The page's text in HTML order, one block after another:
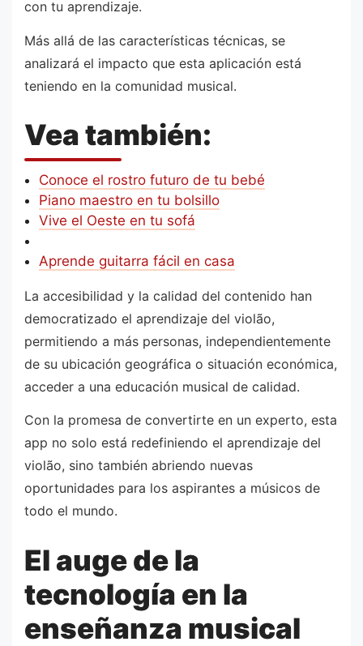
con tu aprendizaje.
Más allá de las características técnicas, se
analizará el impacto que esta aplicación está
teniendo en la comunidad musical.
Vea también:
Conoce el rostro futuro de tu bebé
Piano maestro en tu bolsillo
Vive el Oeste en tu sofá
Aprende guitarra fácil en casa
La accesibilidad y la calidad del contenido han
democratizado el aprendizaje del violão,
permitiendo a más personas, independientemente
de su ubicación geográfica o situación económica,
acceder a una educación musical de calidad.
Con la promesa de convertirte en un experto, esta
app no solo está redefiniendo el aprendizaje del
violão, sino también abriendo nuevas
oportunidades para los aspirantes a músicos de
todo el mundo.
El auge de la
tecnología en la
enseñanza musical